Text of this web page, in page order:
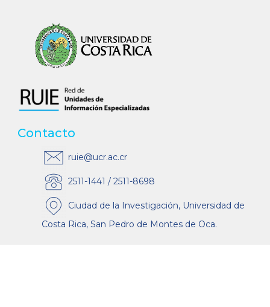
Contacto
ruie@ucr.ac.cr
2511-1441 / 2511-8698
Ciudad de la Investigación, Universidad de
Costa Rica, San Pedro de Montes de Oca.